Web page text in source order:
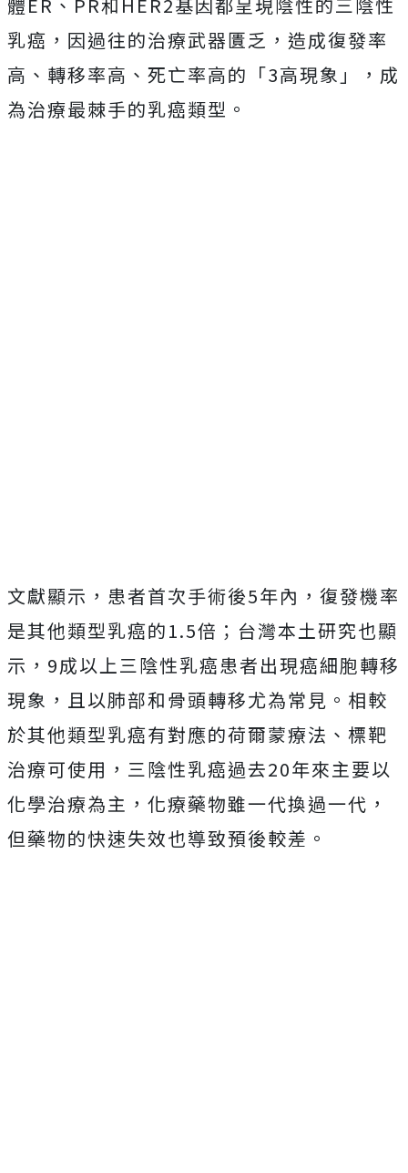
乳癌，因過往的治療武器匱乏，造成復發率
高、轉移率高、死亡率高的「3高現象」，成
為治療最棘手的乳癌類型。
文獻顯示，患者首次手術後5年內，復發機率
是其他類型乳癌的1.5倍；台灣本土研究也顯
示，9成以上三陰性乳癌患者出現癌細胞轉移
現象，且以肺部和骨頭轉移尤為常見。相較
於其他類型乳癌有對應的荷爾蒙療法、標靶
治療可使用，三陰性乳癌過去20年來主要以
化學治療為主，化療藥物雖一代換過一代，
但藥物的快速失效也導致預後較差。